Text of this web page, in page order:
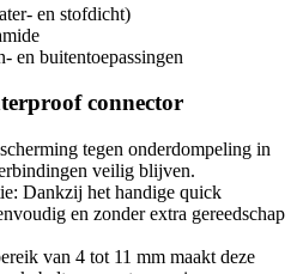
en stofdicht)
en buitentoepassingen
connector
tegen onderdompeling in
veilig blijven.
Dankzij het handige quick
en zonder extra gereedschap
van 4 tot 11 mm maakt deze